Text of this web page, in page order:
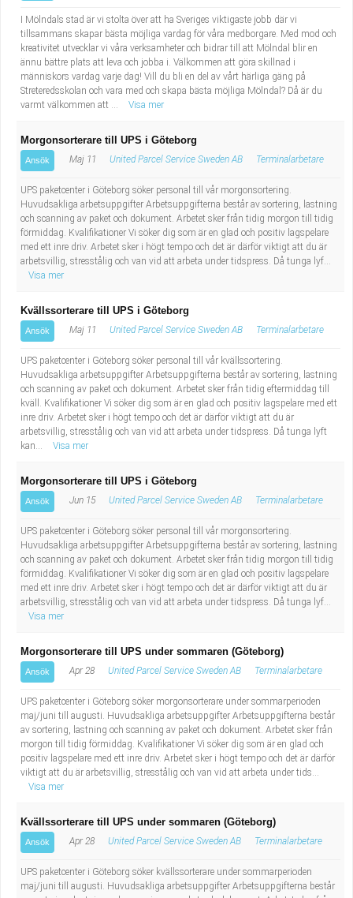
I Mölndals stad är vi stolta över att ha Sveriges viktigaste jobb där vi
tillsammans skapar bästa möjliga vardag för våra medborgare. Med mod och
kreativitet utvecklar vi våra verksamheter och bidrar till att Mölndal blir en
ännu bättre plats att leva och jobba i. Välkommen att göra skillnad i
människors vardag varje dag! Vill du bli en del av vårt härliga gäng på
Streteredsskolan och vara med och skapa bästa möjliga Mölndal? Då är du
varmt välkommen att ...
Visa mer
Morgonsorterare till UPS i Göteborg
Ansök Maj 11 United Parcel Service Sweden AB Terminalarbetare
UPS paketcenter i Göteborg söker personal till vår morgonsortering.
Huvudsakliga arbetsuppgifter Arbetsuppgifterna består av sortering, lastning
och scanning av paket och dokument. Arbetet sker från tidig morgon till tidig
förmiddag. Kvalifikationer Vi söker dig som är en glad och positiv lagspelare
med ett inre driv. Arbetet sker i högt tempo och det är därför viktigt att du är
arbetsvillig, stresstålig och van vid att arbeta under tidspress. Då tunga lyf...
Visa mer
Kvällssorterare till UPS i Göteborg
Ansök Maj 11 United Parcel Service Sweden AB Terminalarbetare
UPS paketcenter i Göteborg söker personal till vår kvällssortering.
Huvudsakliga arbetsuppgifter Arbetsuppgifterna består av sortering, lastning
och scanning av paket och dokument. Arbetet sker från tidig eftermiddag till
kväll. Kvalifikationer Vi söker dig som är en glad och positiv lagspelare med ett
inre driv. Arbetet sker i högt tempo och det är därför viktigt att du är
arbetsvillig, stresstålig och van vid att arbeta under tidspress. Då tunga lyft
kan...
Visa mer
Morgonsorterare till UPS i Göteborg
Ansök Jun 15 United Parcel Service Sweden AB Terminalarbetare
UPS paketcenter i Göteborg söker personal till vår morgonsortering.
Huvudsakliga arbetsuppgifter Arbetsuppgifterna består av sortering, lastning
och scanning av paket och dokument. Arbetet sker från tidig morgon till tidig
förmiddag. Kvalifikationer Vi söker dig som är en glad och positiv lagspelare
med ett inre driv. Arbetet sker i högt tempo och det är därför viktigt att du är
arbetsvillig, stresstålig och van vid att arbeta under tidspress. Då tunga lyf...
Visa mer
Morgonsorterare till UPS under sommaren (Göteborg)
Ansök Apr 28 United Parcel Service Sweden AB Terminalarbetare
UPS paketcenter i Göteborg söker morgonsorterare under sommarperioden
maj/juni till augusti. Huvudsakliga arbetsuppgifter Arbetsuppgifterna består
av sortering, lastning och scanning av paket och dokument. Arbetet sker från
morgon till tidig förmiddag. Kvalifikationer Vi söker dig som är en glad och
positiv lagspelare med ett inre driv. Arbetet sker i högt tempo och det är därför
viktigt att du är arbetsvillig, stresstålig och van vid att arbeta under tids...
Visa mer
Kvällssorterare till UPS under sommaren (Göteborg)
Ansök Apr 28 United Parcel Service Sweden AB Terminalarbetare
UPS paketcenter i Göteborg söker kvällssorterare under sommarperioden
maj/juni till augusti. Huvudsakliga arbetsuppgifter Arbetsuppgifterna består